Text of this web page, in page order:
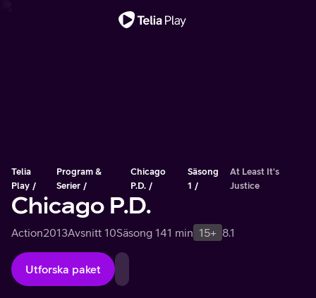
Telia
Play
Program &
Serier
Chicago
P.D.
Säsong
1
At Least It's
Justice
Chicago P.D.
Action2013Avsnitt 10Säsong 141 min 15+ 8.1
Utforska paket